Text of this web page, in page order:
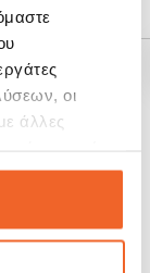
οι
άλλες
σας χρήση-28%